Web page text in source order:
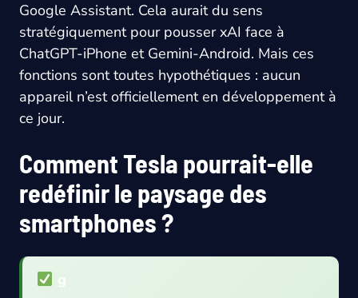
Google Assistant. Cela aurait du sens
stratégiquement pour pousser xAI face à
ChatGPT-iPhone et Gemini-Android. Mais ces
fonctions sont toutes hypothétiques : aucun
appareil n’est officiellement en développement à
ce jour.
Comment Tesla pourrait-elle
redéfinir le paysage des
smartphones ?
g